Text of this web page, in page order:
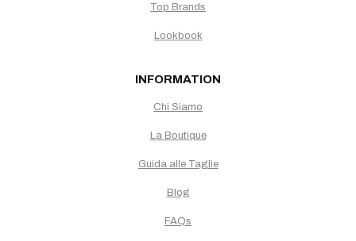
Top Brands
Lookbook
INFORMATION
Chi Siamo
La Boutique
Guida alle Taglie
Blog
FAQs